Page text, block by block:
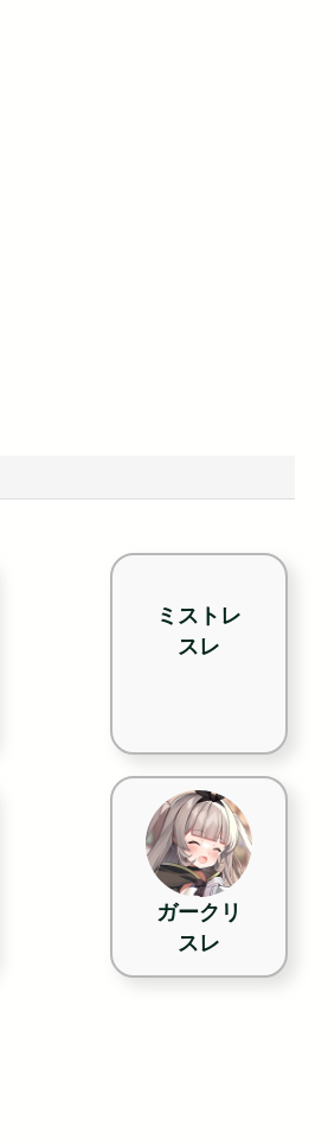
ミストレ
スレ
ガークリ
スレ